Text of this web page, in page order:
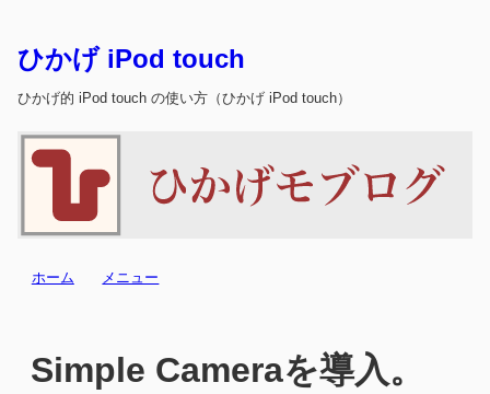
ひかげ iPod touch
ひかげ的 iPod touch の使い方（ひかげ iPod touch）
ホーム メニュー
Simple Cameraを導入。